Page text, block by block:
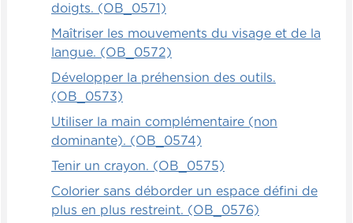
l'enfant va carrément prendre dans sa main
pour tranquillement arriver à tenir comme
un crayon. Alors nous passons des grosses
crayons de cire. Le summum pour l'enfant,
ce sont les super crayons-feutres.
Évidemment, on peut lui mettre des
crayons-feutres dans les mains bien avant
cela, mais quand on a fait cette
ordre, quand on arrive au stade du
pinceau, qui peut être avant le crayon-
doigts. (OB_0571)
Maîtriser les mouvements du visage et de la
langue. (OB_0572)
Développer la préhension des outils.
(OB_0573)
Utiliser la main complémentaire (non
dominante). (OB_0574)
Tenir un crayon. (OB_0575)
Colorier sans déborder un espace défini de
plus en plus restreint. (OB_0576)